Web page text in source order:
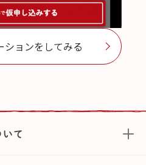
ションをしてみる
て